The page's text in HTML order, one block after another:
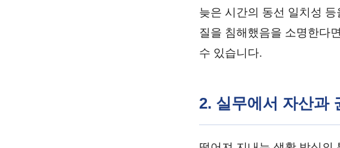
늦은 시간의 동선 일치성
질을 침해했음을 소명한다
수 있습니다.
2. 실무에서 자산과